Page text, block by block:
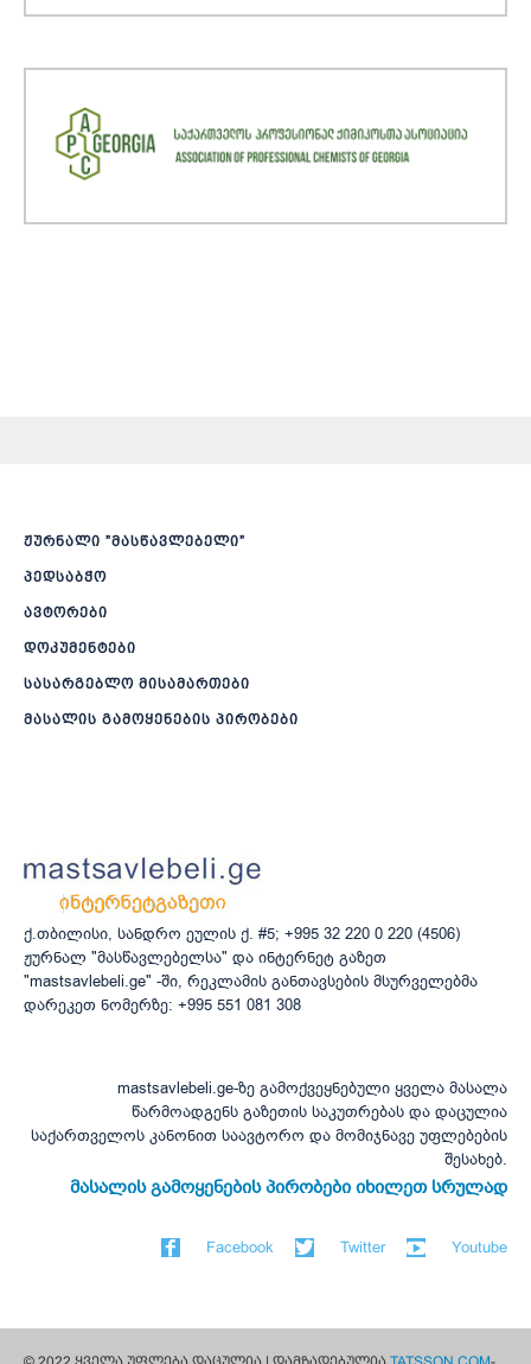
ჟურნალი ”მასწავლებელი”
პედსაბჭო
ავტორები
დოკუმენტები
სასარგებლო მისამართები
მასალის გამოყენების პირობები
ქ.თბილისი, სანდრო ეულის ქ. #5; +995 32 220 0 220 (4506)
ჟურნალ "მასწავლებელსა" და ინტერნეტ გაზეთ
"mastsavlebeli.ge" -ში, რეკლამის განთავსების მსურველებმა
დარეკეთ ნომერზე: +995 551 081 308
mastsavlebeli.ge-ზე გამოქვეყნებული ყველა მასალა
წარმოადგენს გაზეთის საკუთრებას და დაცულია
საქართველოს კანონით საავტორო და მომიჯნავე უფლებების
შესახებ.
მასალის გამოყენების პირობები იხილეთ სრულად
Facebook Twitter Youtube